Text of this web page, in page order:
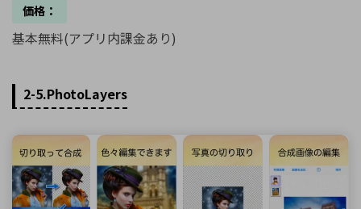
価格：
基本無料(アプリ内課金あり)
2-5.PhotoLayers